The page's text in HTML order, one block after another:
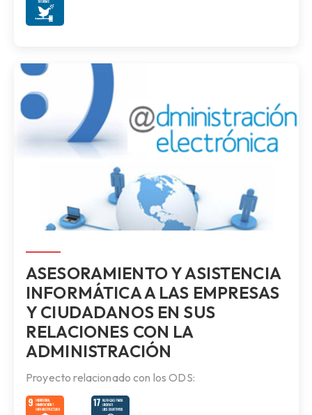
ASESORAMIENTO Y ASISTENCIA
INFORMÁTICA A LAS EMPRESAS
Y CIUDADANOS EN SUS
RELACIONES CON LA
ADMINISTRACIÓN
Proyecto relacionado con los ODS: